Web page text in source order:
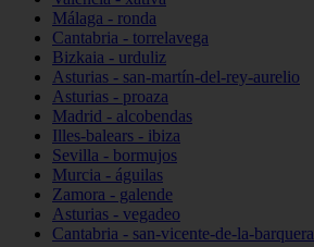
Málaga - ronda
Cantabria - torrelavega
Bizkaia - urduliz
Asturias - san-martín-del-rey-aurelio
Asturias - proaza
Madrid - alcobendas
Illes-balears - ibiza
Sevilla - bormujos
Murcia - águilas
Zamora - galende
Asturias - vegadeo
Cantabria - san-vicente-de-la-barquera